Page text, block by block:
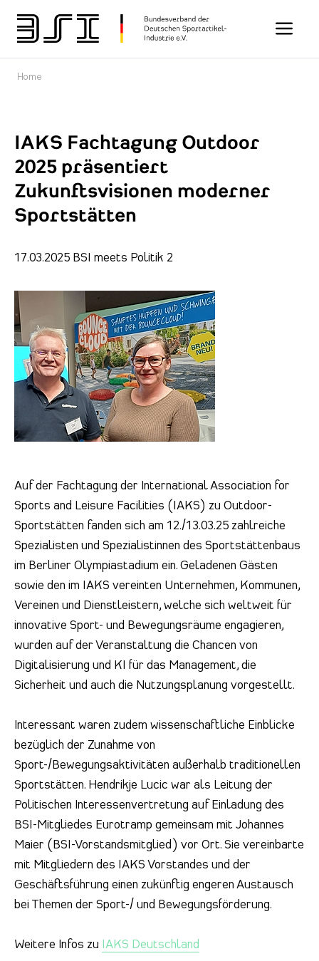
Toggle
Home
IAKS Fachtagung Outdoor
2025 präsentiert
Zukunftsvisionen moderner
Sportstätten
17.03.2025 BSI meets Politik 2
Auf der Fachtagung der International Association for
Sports and Leisure Facilities (IAKS) zu Outdoor-
Sportstätten fanden sich am 12./13.03.25 zahlreiche
Spezialisten und Spezialistinnen des Sportstättenbaus
im Berliner Olympiastadium ein. Geladenen Gästen
sowie den im IAKS vereinten Unternehmen, Kommunen,
Vereinen und Dienstleistern, welche sich weltweit für
innovative Sport- und Bewegungsräume engagieren,
wurden auf der Veranstaltung die Chancen von
Digitalisierung und KI für das Management, die
Sicherheit und auch die Nutzungsplanung vorgestellt.
Interessant waren zudem wissenschaftliche Einblicke
bezüglich der Zunahme von
Sport-/Bewegungsaktivitäten außerhalb traditionellen
Sportstätten. Hendrikje Lucic war als Leitung der
Politischen Interessenvertretung auf Einladung des
BSI-Mitgliedes Eurotramp gemeinsam mit Johannes
Maier (BSI-Vorstandsmitglied) vor Ort. Sie vereinbarte
mit Mitgliedern des IAKS Vorstandes und der
Geschäftsführung einen zukünftig engeren Austausch
bei Themen der Sport-/ und Bewegungsförderung.
Weitere Infos zu IAKS Deutschland